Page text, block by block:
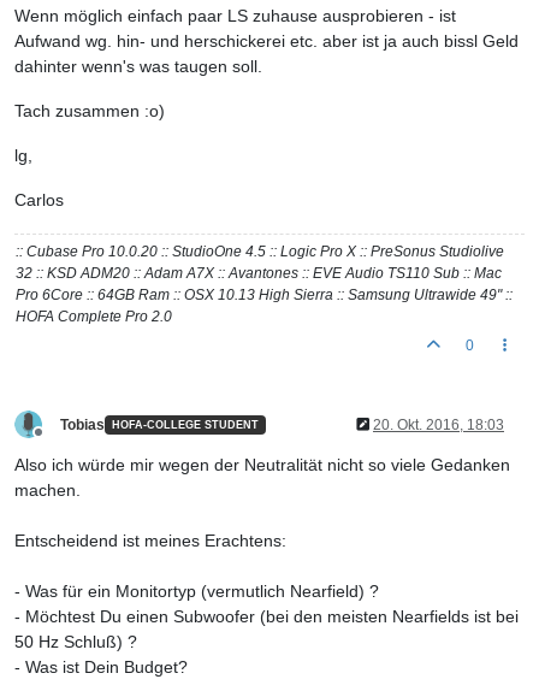
Wenn möglich einfach paar LS zuhause ausprobieren - ist
Aufwand wg. hin- und herschickerei etc. aber ist ja auch bissl Geld
dahinter wenn's was taugen soll.
Tach zusammen :o)
lg,
Carlos
:: Cubase Pro 10.0.20 :: StudioOne 4.5 :: Logic Pro X :: PreSonus Studiolive
32 :: KSD ADM20 :: Adam A7X :: Avantones :: EVE Audio TS110 Sub :: Mac
Pro 6Core :: 64GB Ram :: OSX 10.13 High Sierra :: Samsung Ultrawide 49" ::
HOFA Complete Pro 2.0
0
Tobias HOFA-COLLEGE STUDENT 20. Okt. 2016, 18:03
Also ich würde mir wegen der Neutralität nicht so viele Gedanken
machen.
Entscheidend ist meines Erachtens:
- Was für ein Monitortyp (vermutlich Nearfield) ?
- Möchtest Du einen Subwoofer (bei den meisten Nearfields ist bei
50 Hz Schluß) ?
- Was ist Dein Budget?